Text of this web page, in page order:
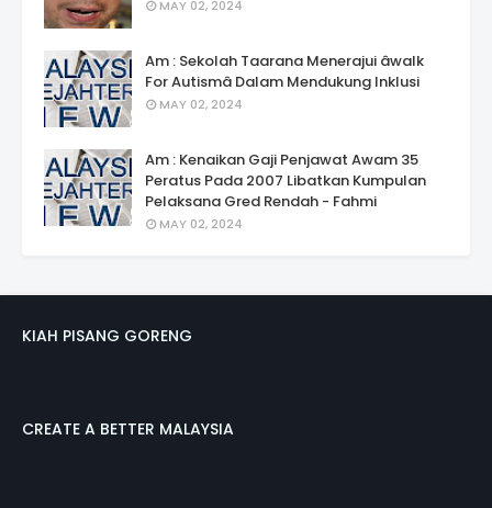
MAY 02, 2024
Am : Sekolah Taarana Menerajui âwalk
For Autismâ Dalam Mendukung Inklusi
MAY 02, 2024
Am : Kenaikan Gaji Penjawat Awam 35
Peratus Pada 2007 Libatkan Kumpulan
Pelaksana Gred Rendah - Fahmi
MAY 02, 2024
KIAH PISANG GORENG
CREATE A BETTER MALAYSIA